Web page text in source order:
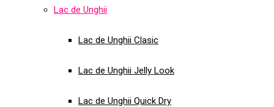
Lac de Unghii
Lac de Unghii Clasic
Lac de Unghii Jelly Look
Lac de Unghii Quick Dry